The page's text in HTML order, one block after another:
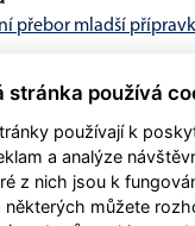
přebor mladší
stránka používá
používají k
a analýze
z nich jsou k
některých můžete